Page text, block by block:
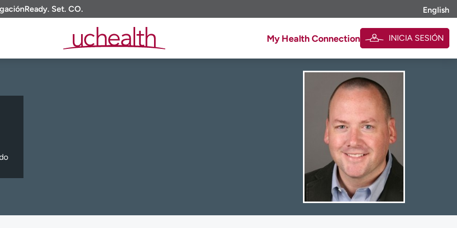
Ready. Set. CO. English
My Health Connection INICIA SESIÓN